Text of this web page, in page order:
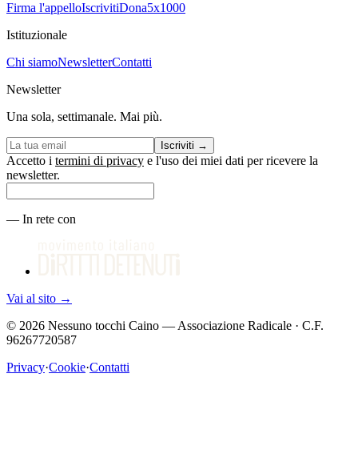
Firma l'appelloIscrivitiDona5x1000
Istituzionale
Chi siamoNewsletterContatti
Newsletter
Una sola, settimanale. Mai più.
Iscriviti →
Accetto i termini di privacy e l'uso dei miei dati per ricevere la
newsletter.
— In rete con
Vai al sito →
© 2026 Nessuno tocchi Caino — Associazione Radicale · C.F.
96267720587
Privacy·Cookie·Contatti